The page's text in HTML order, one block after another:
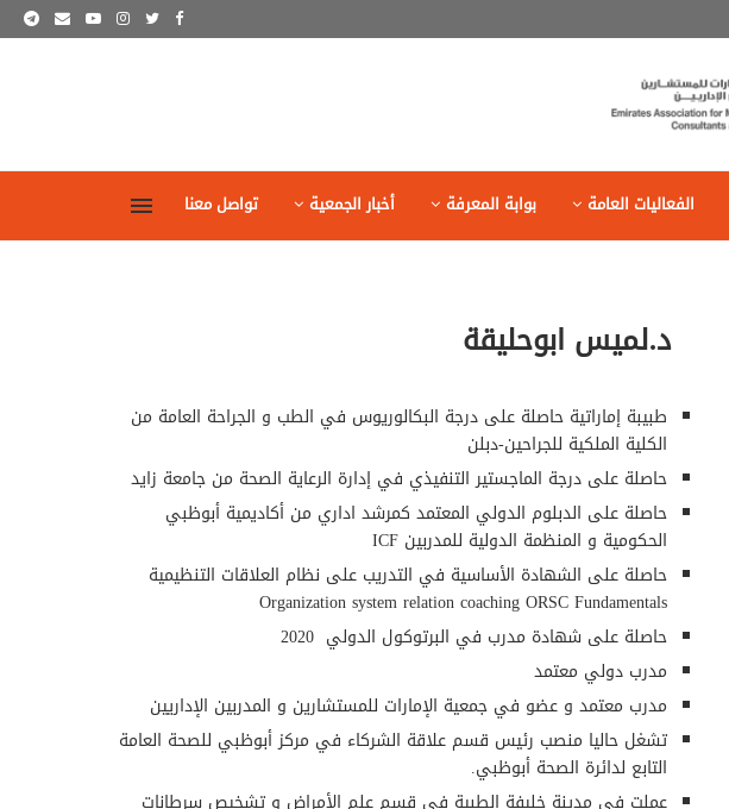
الفعاليات العامة بوابة المعرفة أخبار الجمعية تواصل معنا
د.لميس ابوحليقة
طبيبة إماراتية حاصلة على درجة البكالوريوس في الطب و الجراحة العامة من
الكلية الملكية للجراحين-دبلن
حاصلة على درجة الماجستير التنفيذي في إدارة الرعاية الصحة من جامعة زايد
حاصلة على الدبلوم الدولي المعتمد كمرشد اداري من أكاديمية أبوظبي
الحكومية و المنظمة الدولية للمدربين ICF
حاصلة على الشهادة الأساسية في التدريب على نظام العلاقات التنظيمية
Organization system relation coaching ORSC Fundamentals
حاصلة على شهادة مدرب في البرتوكول الدولي 2020
مدرب دولي معتمد
مدرب معتمد و عضو في جمعية الإمارات للمستشارين و المدربين الإداريين
تشغل حاليا منصب رئيس قسم علاقة الشركاء في مركز أبوظبي للصحة العامة
التابع لدائرة الصحة أبوظبي.
عملت في مدينة خليفة الطبية في قسم علم الأمراض و تشخيص سرطانات